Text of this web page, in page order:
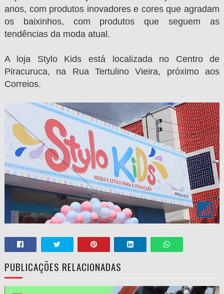
anos, com produtos inovadores e cores que agradam
os baixinhos, com produtos que seguem as
tendências da moda atual.
A loja Stylo Kids está localizada no Centro de
Piracuruca, na Rua Tertulino Vieira, próximo aos
Correios.
PUBLICAÇÕES RELACIONADAS